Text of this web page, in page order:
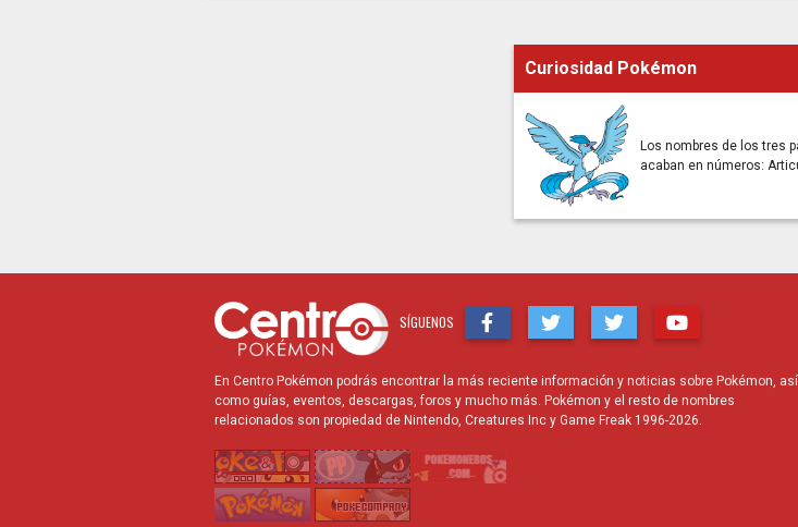
Curiosidad Pokémon
Los nombres de los tres
acaban en números:
SÍGUENOS
En Centro Pokémon podrás encontrar la más reciente información y noticias sobre Pokémon, así
como guías, eventos, descargas, foros y mucho más. Pokémon y el resto de nombres
relacionados son propiedad de Nintendo, Creatures Inc y Game Freak 1996-2026.